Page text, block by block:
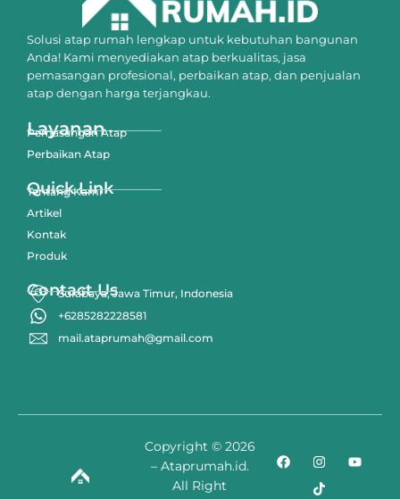
Solusi atap rumah lengkap untuk kebutuhan bangunan
Anda! Kami menyediakan atap berkualitas, jasa
pemasangan profesional, perbaikan atap, dan penjualan
atap dengan harga terjangkau.
Layanan
Pemasangan Atap
Perbaikan Atap
Quick Link
Tentang Kami
Artikel
Kontak
Produk
Contact Us
Surabaya, Jawa Timur, Indonesia
+6285282228581
mail.ataprumah@gmail.com
Copyright © 2026
– Ataprumah.id.
All Right